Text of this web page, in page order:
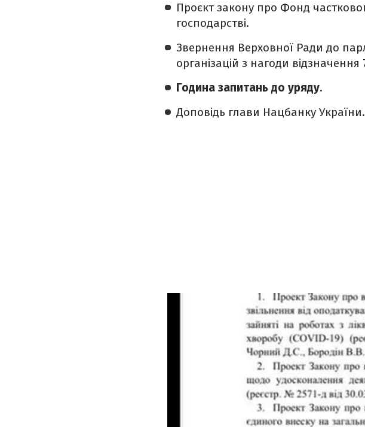
Проєкт закону про Фонд
господарстві.
Звернення Верховної Ради до
організацій з нагоди відзначення
Година запитань до уряду.
Доповідь глави Нацбанку України.